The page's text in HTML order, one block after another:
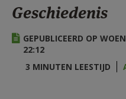
SHOP
ZOEKEN
HULP
Geschiedenis
GEPUBLICEERD OP
22:12
3 MINUTEN LEESTIJD